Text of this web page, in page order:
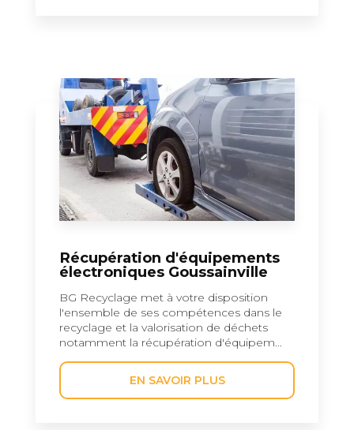
Récupération d'équipements
électroniques Goussainville
BG Recyclage met à votre disposition
l'ensemble de ses compétences dans le
recyclage et la valorisation de déchets
notamment la récupération d'équipem...
EN SAVOIR PLUS